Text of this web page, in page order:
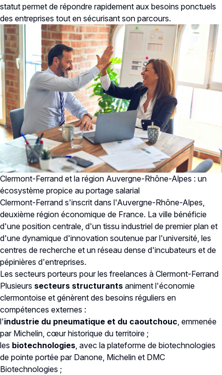
statut permet de répondre rapidement aux besoins ponctuels
des entreprises tout en sécurisant son parcours.
Clermont-Ferrand et la région Auvergne-Rhône-Alpes : un
écosystème propice au portage salarial
Clermont-Ferrand s'inscrit dans l'Auvergne-Rhône-Alpes,
deuxième région économique de France. La ville bénéficie
d'une position centrale, d'un tissu industriel de premier plan et
d'une dynamique d'innovation soutenue par l'université, les
centres de recherche et un réseau dense d'incubateurs et de
pépinières d'entreprises.
Les secteurs porteurs pour les freelances à Clermont-Ferrand
Plusieurs secteurs structurants animent l'économie
clermontoise et génèrent des besoins réguliers en
compétences externes :
l'industrie du pneumatique et du caoutchouc , emmenée
par Michelin, cœur historique du territoire ;
les biotechnologies , avec la plateforme de biotechnologies
de pointe portée par Danone, Michelin et DMC
Biotechnologies ;